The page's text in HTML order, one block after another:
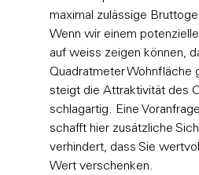
maximal zulässige
Wenn wir einem
auf weiss zeigen können,
Quadratmeter Wohnfläche
steigt die Attraktivität des
schlagartig. Eine
schafft hier zusätzliche
verhindert, dass Sie
Wert verschenken.